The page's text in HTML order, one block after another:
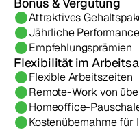
Attraktives
Jährliche
Empfehlungsprämien
Flexibilität im
Flexible Arbeitszeiten
Remote-Work von
Homeoffice-
Kostenübernahme für